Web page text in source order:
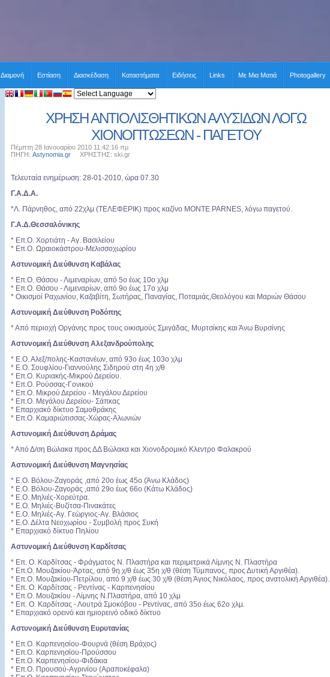
Διαμονή Εστίαση Διασκέδαση Καταστήματα Ειδήσεις Links Με Μια Ματιά Photogallery
ΧΡΗΣΗ ΑΝΤΙΟΛΙΣΘΗΤΙΚΩΝ ΑΛΥΣΙΔΩΝ ΛΟΓΩ
ΧΙΟΝΟΠΤΩΣΕΩΝ - ΠΑΓΕΤΟΥ
Πέμπτη 28 Ιανουαρίου 2010 11:42:16 πμ
ΠΗΓΗ: Astynomia.gr ΧΡΗΣΤΗΣ: ski.gr
Τελευταία ενημέρωση: 28-01-2010, ώρα 07.30
Γ.Α.Δ.Α.
*Λ. Πάρνηθος, από 22χλμ (ΤΕΛΕΦΕΡΙΚ) προς καζίνο MONTE PARNES, λόγω παγετού.
Γ.Α.Δ.Θεσσαλόνικης
* Επ.Ο. Χορτιάτη - Αγ. Βασιλείου
* Επ.Ο. Ωραιοκάστρου-Μελισσοχωρίου
Αστυνομική Διεύθυνση Καβάλας
* Επ.Ο. Θάσου - Λιμεναρίων, από 5ο έως 10ο χλμ
* Επ.Ο. Θάσου - Λιμεναρίων, από 9ο έως 17ο χλμ
* Οικισμοί Ραχωνίου, Καζαβίτη, Σωτήρας, Παναγίας, Ποταμιάς,Θεολόγου και Μαριών Θάσου
Αστυνομική Διεύθυνση Ροδόπης
* Από περιοχή Οργάνης προς τους οικισμούς Σμιγάδας, Μυρτσίκης και Άνω Βυρσίνης
Αστυνομική Διεύθυνση Αλεξανδρούπολης
* Ε.Ο. Αλεξ/πολης-Καστανέων, από 93ο έως 103ο χλμ
* Ε.Ο. Σουφλίου-Γιαννούλης Σιδηρού στη 4η χ/θ
* Επ.Ο. Κυριακής-Μικρού Δερείου.
* Επ.Ο. Ρούσσας-Γονικού
* Επ.Ο. Μικρού Δερείου - Μεγάλου Δερείου
* Επ.Ο. Μεγάλου Δερείου- Σάπκας
* Eπαρχιακό δίκτυο Σαμοθράκης
* Επ.Ο. Καμαριώτισσας-Χώρας-Αλωνιών
Αστυνομική Διεύθυνση Δράμας
* Από Δ/ση Βώλακα προς ΔΔ Βώλακα και Χιονοδρομικό Κλεντρο Φαλακρού
Αστυνομική Διεύθυνση Μαγνησίας
* Ε.Ο. Βόλου-Ζαγοράς ,από 20ο έως 45ο (Άνω Κλάδος)
* Ε.Ο. Βόλου-Ζαγοράς ,από 29ο έως 66ο (Κάτω Κλάδος)
* Ε.Ο. Μηλιές-Χορεύτρα.
* Ε.Ο. Μηλιές-Βυζίτσα-Πινακάτες
* Ε.Ο. Μηλιές-Αγ. Γεώργιος-Αγ. Βλάσιος
* Ε.Ο. Δέλτα Νεοχωρίου - Συμβολή προς Συκή
* Επαρχιακό δίκτυο Πηλίου
Αστυνομική Διεύθυνση Καρδίτσας
* Επ. Ο. Καρδίτσας - Φράγματος Ν. Πλαστήρα και περιμετρικά Λίμνης Ν. Πλαστήρα
* Επ.Ο. Μουζακίου-Άρτας, από 9η χ/θ έως 35η χ/θ (θέση Τύμπανος, προς Δυτική Αργιθέα).
* Επ.Ο. Μουζακίου-Πετρίλου, από 9 χ/θ έως 30 χ/θ (θέση Άγιος Νικόλαος, προς ανατολική Αργιθέα).
* Επ. Ο. Καρδίτσας - Ρεντίνας - Καρπενησίου
* Επ.Ο. Μουζακίου - Λίμνης Ν.Πλαστήρα, από 10 χλμ
* Επ. Ο. Καρδίτσας - Λουτρά Σμοκόβου - Ρεντίνας, από 35ο έως 62ο χλμ.
* Επαρχιακό ορεινό και ημιορεινό οδικό δίκτυο
Αστυνομική Διεύθυνση Ευρυτανίας
* Επ.Ο. Καρπενησίου-Φουρνά (θέση Βράχος)
* Επ.Ο. Καρπενησίου-Προύσσου
* Επ.Ο. Καρπενησίου-Φιδάκια
* Επ.Ο. Προυσού-Αγρινίου (Αραποκέφαλα)